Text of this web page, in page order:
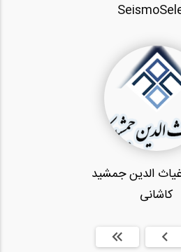
الدین جمشید
کاشانی
بعدی انتها »